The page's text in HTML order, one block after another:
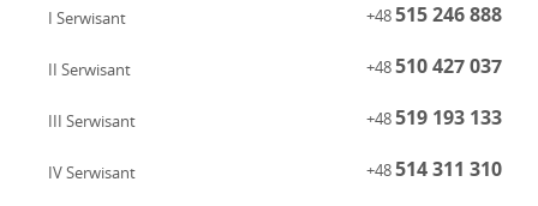
I Serwisant +48515 246 888
II Serwisant +48510 427 037
III Serwisant +48519 193 133
IV Serwisant +48514 311 310